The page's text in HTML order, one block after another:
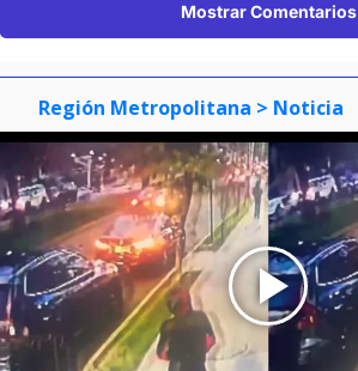
Mostrar Comentarios
Región Metropolitana > Noticia